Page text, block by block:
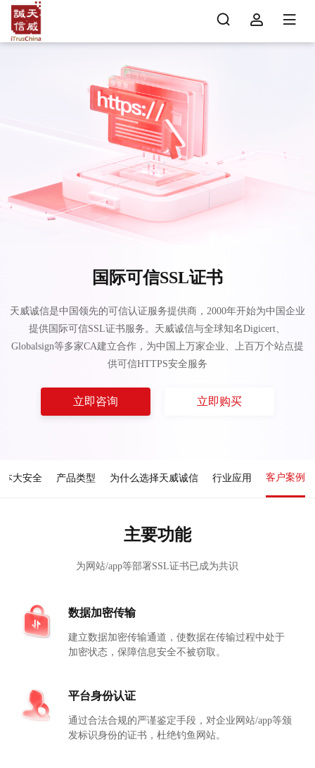
国际可信SSL证书
天威诚信是中国领先的可信认证服务提供商，2000年开始为中国企业
提供国际可信SSL证书服务。天威诚信与全球知名Digicert、
Globalsign等多家CA建立合作，为中国上万家企业、上百万个站点提
供可信HTTPS安全服务
立即咨询 立即购买
本大安全 产品类型 为什么选择天威诚信 行业应用 客户案例
主要功能
为网站/app等部署SSL证书已成为共识
数据加密传输
建立数据加密传输通道，使数据在传输过程中处于
加密状态，保障信息安全不被窃取。
平台身份认证
通过合法合规的严谨鉴定手段，对企业网站/app等颁
发标识身份的证书，杜绝钓鱼网站。